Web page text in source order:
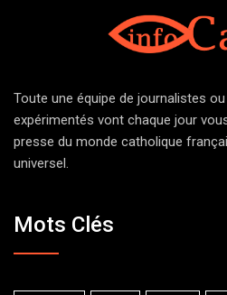
Toute une équipe de journalistes
expérimentés vont chaque jour
presse du monde catholique
universel.
Mots Clés